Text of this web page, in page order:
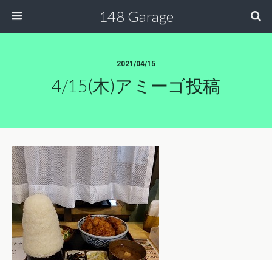
148 Garage
2021/04/15
4/15(木)アミーゴ投稿